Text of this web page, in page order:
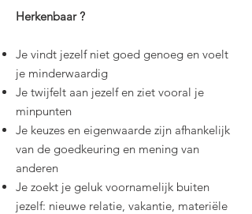
Herkenbaar ?
Je vindt jezelf niet goed genoeg en voelt
je minderwaardig
Je twijfelt aan jezelf en ziet vooral je
minpunten
Je keuzes en eigenwaarde zijn afhankelijk
van de goedkeuring en mening van
anderen
Je zoekt je geluk voornamelijk buiten
jezelf: nieuwe relatie, vakantie, materiële